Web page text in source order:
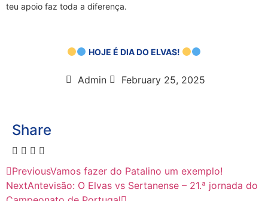
teu apoio faz toda a diferença.
HOJE É DIA DO ELVAS!
Admin February 25, 2025
Share
PreviousVamos fazer do Patalino um exemplo!
NextAntevisão: O Elvas vs Sertanense – 21.ª jornada do